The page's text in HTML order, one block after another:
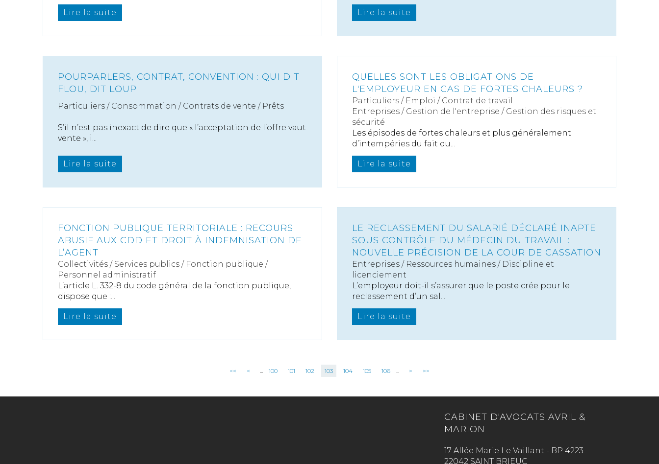
Lire la suite Lire la suite
POURPARLERS, CONTRAT, CONVENTION : QUI DIT
FLOU, DIT LOUP
Particuliers / Consommation / Contrats de vente / Prêts
S’il n’est pas inexact de dire que « l’acceptation de l’offre vaut
vente », i...
Lire la suite
QUELLES SONT LES OBLIGATIONS DE
L'EMPLOYEUR EN CAS DE FORTES CHALEURS ?
Particuliers / Emploi / Contrat de travail
Entreprises / Gestion de l'entreprise / Gestion des risques et
sécurité
Les épisodes de fortes chaleurs et plus généralement
d’intempéries du fait du...
Lire la suite
FONCTION PUBLIQUE TERRITORIALE : RECOURS
ABUSIF AUX CDD ET DROIT À INDEMNISATION DE
L’AGENT
Collectivités / Services publics / Fonction publique /
Personnel administratif
L’article L. 332-8 du code général de la fonction publique,
dispose que :...
Lire la suite
LE RECLASSEMENT DU SALARIÉ DÉCLARÉ INAPTE
SOUS CONTRÔLE DU MÉDECIN DU TRAVAIL :
NOUVELLE PRÉCISION DE LA COUR DE CASSATION
Entreprises / Ressources humaines / Discipline et
licenciement
L’employeur doit-il s’assurer que le poste crée pour le
reclassement d’un sal...
Lire la suite
<< < ... 100 101 102 103 104 105 106 ... > >>
CABINET D'AVOCATS AVRIL &
MARION
17 Allée Marie Le Vaillant - BP 4223
22042 SAINT BRIEUC